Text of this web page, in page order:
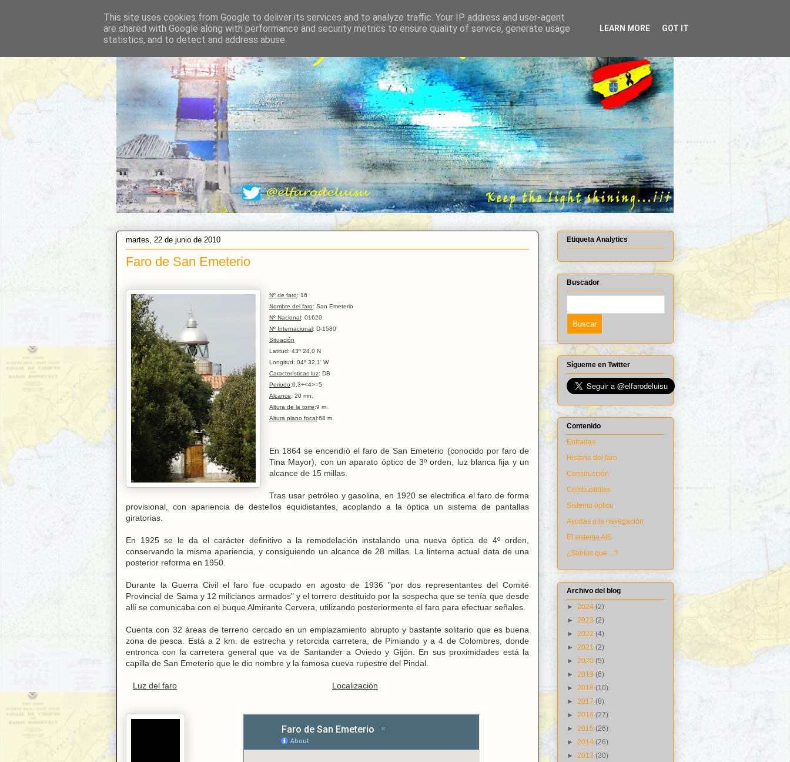
martes, 22 de junio de 2010
Faro de San Emeterio
Nº de faro: 16
Nombre del faro: San Emeterio
Nº Nacional: 01620
Nº Internacional: D-1580
Situación
Latitud: 43º 24,0 N
Longitud: 04º 32,1' W
Características luz: DB
Periodo:0,3+<4>=5
Alcance: 20 mn.
Altura de la torre:9 m.
Altura plano focal:68 m.
En 1864 se encendió el faro de San Emeterio (conocido por faro de
Tina Mayor), con un aparato óptico de 3º orden, luz blanca fija y un
alcance de 15 millas.
Tras usar petróleo y gasolina, en 1920 se electrifica el faro de forma
provisional, con apariencia de destellos equidistantes, acoplando a la óptica un sistema de pantallas
giratorias.
En 1925 se le da el carácter definitivo a la remodelación instalando una nueva óptica de 4º orden,
conservando la misma apariencia, y consiguiendo un alcance de 28 millas. La linterna actual data de una
posterior reforma en 1950.
Durante la Guerra Civil el faro fue ocupado en agosto de 1936 "por dos representantes del Comité
Provincial de Sama y 12 milicianos armados" y el torrero destituido por la sospecha que se tenía que desde
allí se comunicaba con el buque Almirante Cervera, utilizando posteriormente el faro para efectuar señales.
Cuenta con 32 áreas de terreno cercado en un emplazamiento abrupto y bastante solitario que es buena
zona de pesca. Está a 2 km. de estrecha y retorcida carretera, de Pimiando y a 4 de Colombres, donde
entronca con la carretera general que va de Santander a Oviedo y Gijón. En sus proximidades está la
capilla de San Emeterio que le dio nombre y la famosa cueva rupestre del Pindal.
Luz del faro Localización
Etiqueta Analytics
Buscador
Sígueme en Twitter
Contenido
Entradas
Historia del faro
Construcción
Combustibles
Sistema óptico
Ayudas a la navegación
El sistema AIS
¿Sabías que....?
Archivo del blog
► 2024 (2)
► 2023 (2)
► 2022 (4)
► 2021 (2)
► 2020 (5)
► 2019 (6)
► 2018 (10)
► 2017 (8)
► 2016 (27)
► 2015 (26)
► 2014 (26)
► 2013 (30)
This site uses cookies from Google to deliver its services and to analyze traffic. Your IP address and user-agent
are shared with Google along with performance and security metrics to ensure quality of service, generate usage
statistics, and to detect and address abuse.
LEARN MORE GOT IT